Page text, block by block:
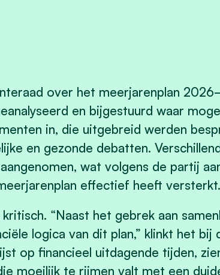
over het meerjarenplan
en bijgestuurd waar
in, die uitgebreid werden
en gezonde debatten.
wat volgens de partij
effectief heeft versterkt.
“Naast het gebrek aan
logica van dit plan,” klinkt het
op financieel uitdagende tijden,
moeilijk te rijmen valt met een